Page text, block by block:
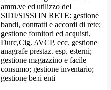
amm.ve ed utilizzo del
SIDI/SISSI IN RETE: gestione
bandi, contratti e accordi di rete;
gestione fornitori ed acquisti,
Durc,Cig, AVCP, ecc. gestione
anagrafe prestaz. esp. esterni;
gestione magazzino e facile
consumo; gestione inventario;
gestione beni enti